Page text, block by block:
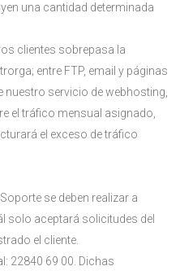
una cantidad determinada
clientes sobrepasa la
entre FTP, email y páginas
nuestro servicio de webhosting,
el tráfico mensual asignado,
el exceso de tráfico
se deben realizar a
solo aceptará solicitudes del
el cliente.
22840 69 00. Dichas